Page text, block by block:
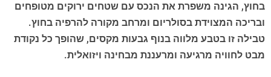
בחוץ, הגינה משפרת את הנכס עם שטחים ירוקים מטופחים
ובריכה המצוידת בסולריום ומרחב מקורה להרפיה בחוץ.
טבילה זו בטבע מלווה בנוף גבעות מקסים, שהופך כל נקודת
מבט לחוויה מרגיעה ומרעננת מבחינה ויזואלית.